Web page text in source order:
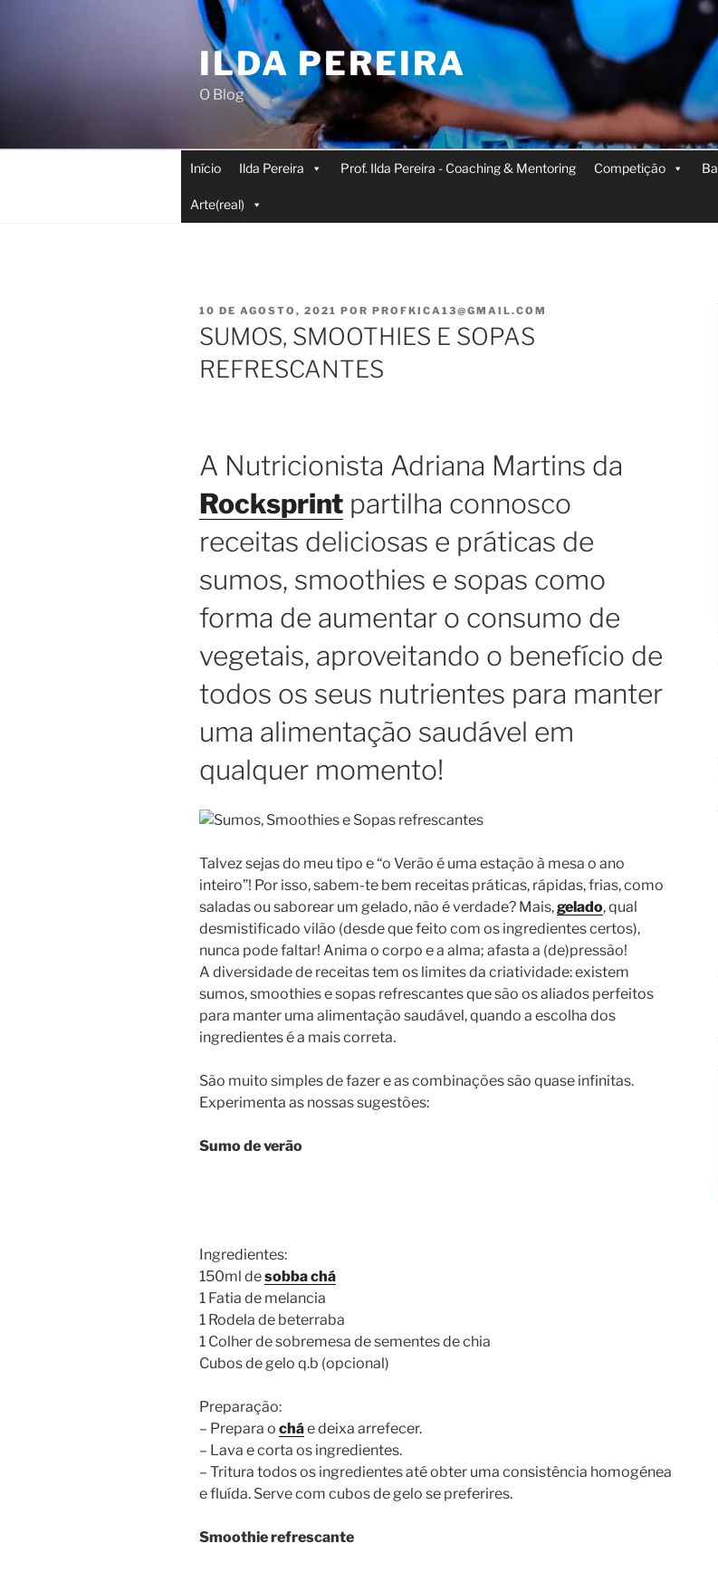
ILDA PEREIRA
O Blog
Início Ilda Pereira Prof. Ilda Pereira - Coaching & Mentoring Competição
Arte(real)
PUBLICADO
EM
10 DE AGOSTO, 2021 POR PROFKICA13@GMAIL.COM
SUMOS, SMOOTHIES E SOPAS
REFRESCANTES
A Nutricionista Adriana Martins da
Rocksprint partilha connosco
receitas deliciosas e práticas de
sumos, smoothies e sopas como
forma de aumentar o consumo de
vegetais, aproveitando o benefício de
todos os seus nutrientes para manter
uma alimentação saudável em
qualquer momento!
Talvez sejas do meu tipo e “o Verão é uma estação à mesa o ano
inteiro”! Por isso, sabem-te bem receitas práticas, rápidas, frias, como
saladas ou saborear um gelado, não é verdade? Mais,gelado, qual
desmistificado vilão (desde que feito com os ingredientes certos),
nunca pode faltar! Anima o corpo e a alma; afasta a (de)pressão!
A diversidade de receitas tem os limites da criatividade: existem
sumos, smoothies e sopas refrescantes que são os aliados perfeitos
para manter uma alimentação saudável, quando a escolha dos
ingredientes é a mais correta.
São muito simples de fazer e as combinações são quase infinitas.
Experimenta as nossas sugestões:
Sumo de verão
Ingredientes:
150ml desobba chá
1 Fatia de melancia
1 Rodela de beterraba
1 Colher de sobremesa de sementes de chia
Cubos de gelo q.b (opcional)
Preparação:
– Prepara o cháe deixa arrefecer.
– Lava e corta os ingredientes.
– Tritura todos os ingredientes até obter uma consistência homogénea
e fluída. Serve com cubos de gelo se preferires.
Smoothie refrescante